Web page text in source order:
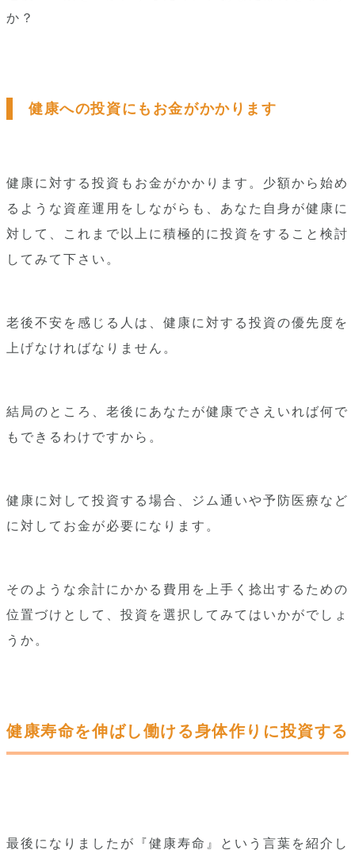
か？
健康への投資にもお金がかかります
健康に対する投資もお金がかかります。少額から始め
るような資産運用をしながらも、あなた自身が健康に
対して、これまで以上に積極的に投資をすること検討
してみて下さい。
老後不安を感じる人は、健康に対する投資の優先度を
上げなければなりません。
結局のところ、老後にあなたが健康でさえいれば何で
もできるわけですから。
健康に対して投資する場合、ジム通いや予防医療など
に対してお金が必要になります。
そのような余計にかかる費用を上手く捻出するための
位置づけとして、投資を選択してみてはいかがでしょ
うか。
健康寿命を伸ばし働ける身体作りに投資する
最後になりましたが『健康寿命』という言葉を紹介し